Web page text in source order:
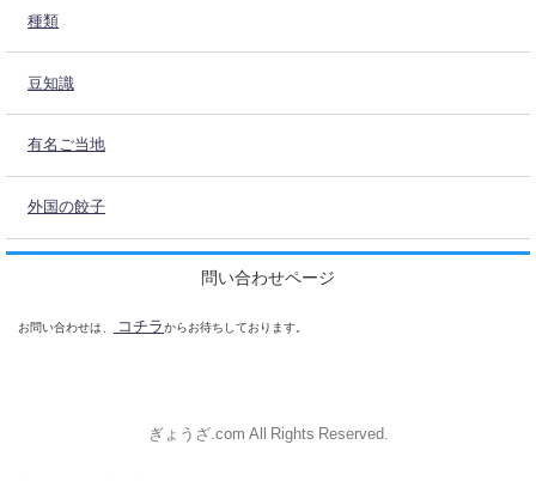
種類
豆知識
有名ご当地
外国の餃子
問い合わせページ
お問い合わせは、 コチラ からお待ちしております。
ぎょうざ.com All Rights Reserved.